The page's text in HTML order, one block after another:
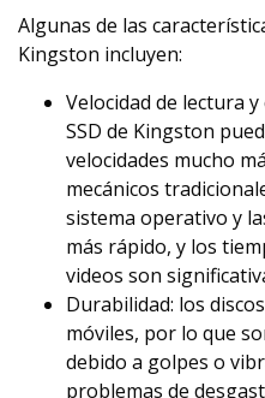
Algunas de las
Kingston incluyen:
Velocidad de lectura
SSD de Kingston
velocidades mucho
mecánicos
sistema operativo y
más rápido, y los
videos son
Durabilidad: los
móviles, por lo que
debido a golpes o
problemas de